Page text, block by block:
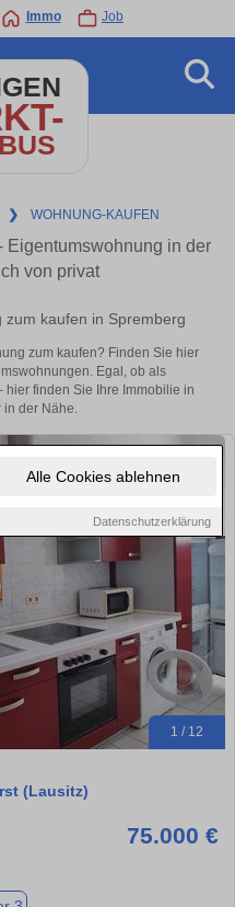
Alle Cookies ablehnen
Datenschutzerklärung
Immo Job
❯ WOHNUNG-KAUFEN
Eigentumswohnung in der
von privat
kaufen in Spremberg
zum kaufen? Finden Sie hier
Egal, ob als
hier finden Sie Ihre Immobilie in
in der Nähe.
1 / 12
(Lausitz)
75.000 €